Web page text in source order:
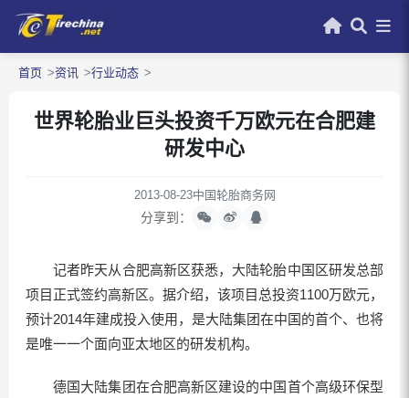
首页 资讯 行业动态
世界轮胎业巨头投资千万欧元在合肥建
研发中心
2013-08-23中国轮胎商务网
分享到：
记者昨天从合肥高新区获悉，大陆轮胎中国区研发总部
项目正式签约高新区。据介绍，该项目总投资1100万欧元，
预计2014年建成投入使用，是大陆集团在中国的首个、也将
是唯一一个面向亚太地区的研发机构。
德国大陆集团在合肥高新区建设的中国首个高级环保型